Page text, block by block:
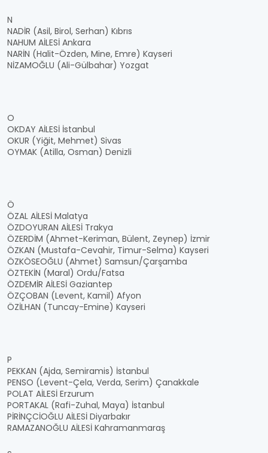
N
NADİR (Asil, Birol, Serhan) Kıbrıs
NAHUM AİLESİ Ankara
NARİN (Halit-Özden, Mine, Emre) Kayseri
NİZAMOĞLU (Ali-Gülbahar) Yozgat
O
OKDAY AİLESİ İstanbul
OKUR (Yiğit, Mehmet) Sivas
OYMAK (Atilla, Osman) Denizli
Ö
ÖZAL AİLESİ Malatya
ÖZDOYURAN AİLESİ Trakya
ÖZERDİM (Ahmet-Keriman, Bülent, Zeynep) İzmir
ÖZKAN (Mustafa-Cevahir, Timur-Selma) Kayseri
ÖZKÖSEOĞLU (Ahmet) Samsun/Çarşamba
ÖZTEKİN (Maral) Ordu/Fatsa
ÖZDEMİR AİLESİ Gaziantep
ÖZÇOBAN (Levent, Kamil) Afyon
ÖZİLHAN (Tuncay-Emine) Kayseri
P
PEKKAN (Ajda, Semiramis) İstanbul
PENSO (Levent-Çela, Verda, Serim) Çanakkale
POLAT AİLESİ Erzurum
PORTAKAL (Rafi-Zuhal, Maya) İstanbul
PİRİNÇCİOĞLU AİLESİ Diyarbakır
RAMAZANOĞLU AİLESİ Kahramanmaraş